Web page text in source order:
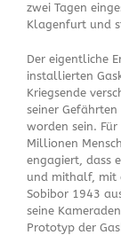
zwei Tagen
Klagenfurt und
Der eigentliche
installierten
Kriegsende
seiner Gefährten
worden sein.
Millionen
engagiert, dass
und mithalf, mit
Sobibor 1943
seine
Prototyp der